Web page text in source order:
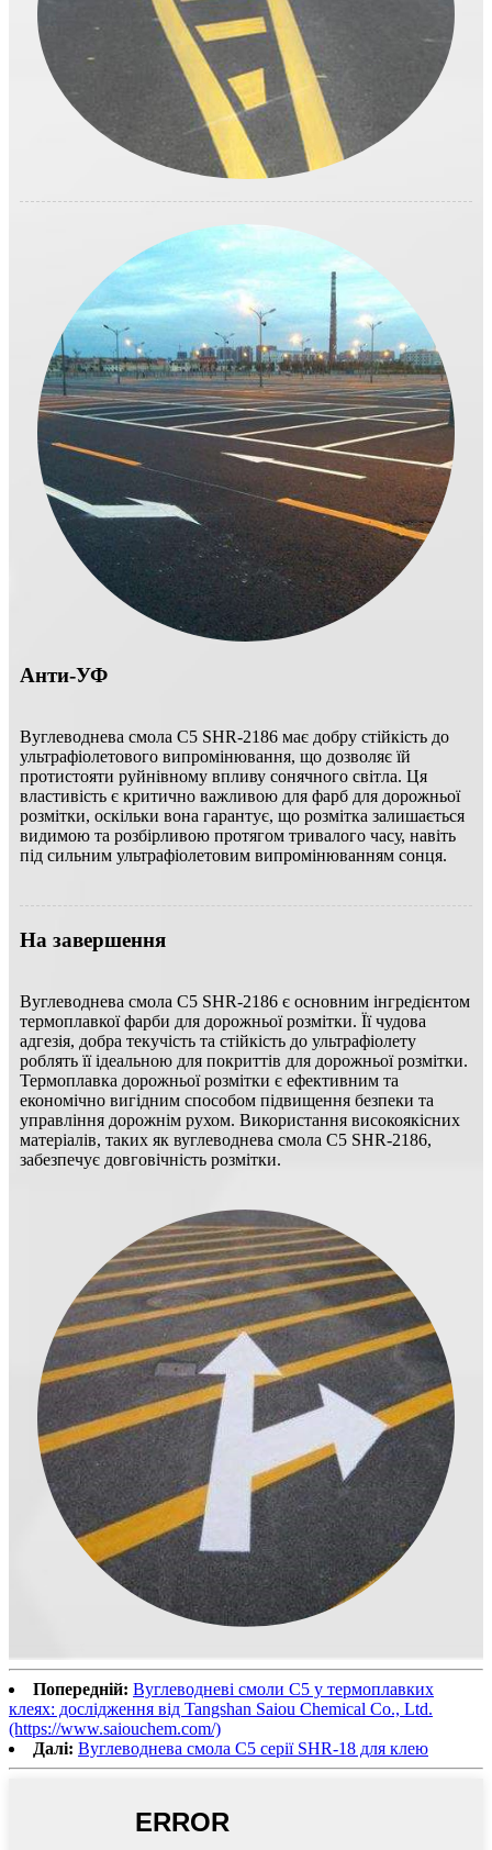
Анти-УФ
Вуглеводнева смола C5 SHR-2186 має добру стійкість до
ультрафіолетового випромінювання, що дозволяє їй
протистояти руйнівному впливу сонячного світла. Ця
властивість є критично важливою для фарб для дорожньої
розмітки, оскільки вона гарантує, що розмітка залишається
видимою та розбірливою протягом тривалого часу, навіть
під сильним ультрафіолетовим випромінюванням сонця.
На завершення
Вуглеводнева смола C5 SHR-2186 є основним інгредієнтом
термоплавкої фарби для дорожньої розмітки. Її чудова
адгезія, добра текучість та стійкість до ультрафіолету
роблять її ідеальною для покриттів для дорожньої розмітки.
Термоплавка дорожньої розмітки є ефективним та
економічно вигідним способом підвищення безпеки та
управління дорожнім рухом. Використання високоякісних
матеріалів, таких як вуглеводнева смола C5 SHR-2186,
забезпечує довговічність розмітки.
Попередній: Вуглеводневі смоли C5 у термоплавких
клеях: дослідження від Tangshan Saiou Chemical Co., Ltd.
(https://www.saiouchem.com/)
Далі: Вуглеводнева смола C5 серії SHR-18 для клею